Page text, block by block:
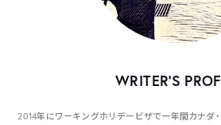
WRITER’S
2014年にワーキングホリデービザで一年間カナダ